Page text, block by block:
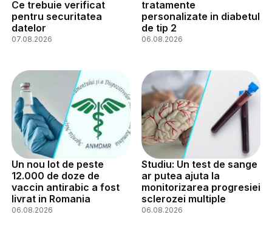
Ce trebuie verificat
pentru securitatea
datelor
07.08.2026
tratamente
personalizate in diabetul
de tip 2
06.08.2026
Un nou lot de peste
12.000 de doze de
vaccin antirabic a fost
livrat in Romania
06.08.2026
Studiu: Un test de sange
ar putea ajuta la
monitorizarea progresiei
sclerozei multiple
06.08.2026